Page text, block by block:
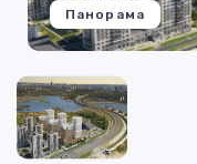
Панорама